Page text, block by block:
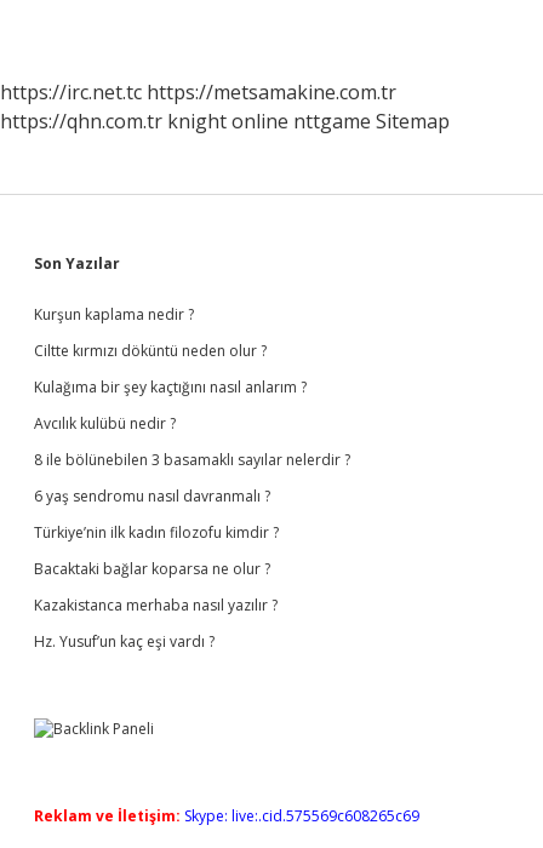
https://irc.net.tc https://metsamakine.com.tr
https://qhn.com.tr knight online nttgame Sitemap
Sidebar
Son Yazılar
Kurşun kaplama nedir ?
Ciltte kırmızı döküntü neden olur ?
Kulağıma bir şey kaçtığını nasıl anlarım ?
Avcılık kulübü nedir ?
8 ile bölünebilen 3 basamaklı sayılar nelerdir ?
6 yaş sendromu nasıl davranmalı ?
Türkiye’nin ilk kadın filozofu kimdir ?
Bacaktaki bağlar koparsa ne olur ?
Kazakistanca merhaba nasıl yazılır ?
Hz. Yusuf’un kaç eşi vardı ?
Reklam ve İletişim: Skype: live:.cid.575569c608265c69